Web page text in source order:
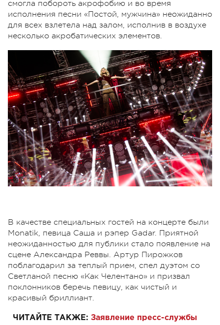
смогла побороть акрофобию и во время
исполнения песни «Постой, мужчина» неожиданно
для всех взлетела над залом, исполнив в воздухе
несколько акробатических элементов.
В качестве специальных гостей на концерте были
Monatik, певица Саша и рэпер Gadar. Приятной
неожиданностью для публики стало появление на
сцене Александра Реввы. Артур Пирожков
поблагодарил за теплый прием, спел дуэтом со
Светланой песню «Как Челентано» и призвал
поклонников беречь певицу, как чистый и
красивый бриллиант.
ЧИТАЙТЕ ТАКЖЕ: Заявление пресс-службы